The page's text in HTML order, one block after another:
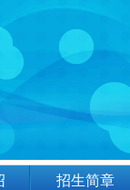
招生简章